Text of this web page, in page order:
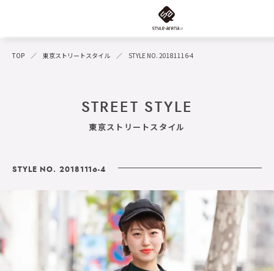
TOP 東京ストリートスタイル STYLE NO. 20181116-4
STREET STYLE
東京ストリートスタイル
STYLE NO. 20181116-4